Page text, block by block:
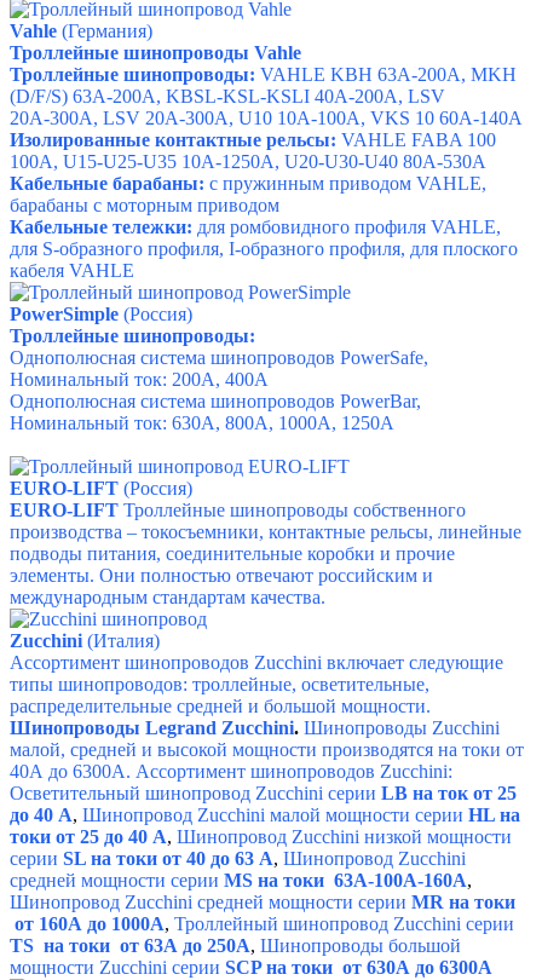
Vahle (Германия)
Троллейные шинопроводы Vahle
Троллейные шинопроводы: VAHLE KBH 63А-200А, MKH
(D/F/S) 63А-200А, KBSL-KSL-KSLI 40А-200А, LSV
20А-300А, LSV 20А-300А, U10 10А-100А, VKS 10 60А-140А
Изолированные контактные рельсы: VAHLE FABA 100
100А, U15-U25-U35 10А-1250А, U20-U30-U40 80А-530А
Кабельные барабаны: с пружинным приводом VAHLE,
барабаны с моторным приводом
Кабельные тележки: для ромбовидного профиля VAHLE,
для S-образного профиля, I-образного профиля, для плоского
кабеля VAHLE
PowerSimple (Россия)
Троллейные шинопроводы:
Однополюсная система шинопроводов PowerSafe,
Номинальный ток: 200А, 400А
Однополюсная система шинопроводов PowerBar,
Номинальный ток: 630А, 800А, 1000А, 1250А
EURO-LIFT (Россия)
EURO-LIFT Троллейные шинопроводы собственного
производства – токосъемники, контактные рельсы, линейные
подводы питания, соединительные коробки и прочие
элементы. Они полностью отвечают российским и
международным стандартам качества.
Zucchini(Италия)
Ассортимент шинопроводов Zucchini включает следующие
типы шинопроводов: троллейные, осветительные,
распределительные средней и большой мощности.
Шинопроводы Legrand Zucchini. Шинопроводы Zucchini
малой, средней и высокой мощности производятся на токи от
40А до 6300А. Ассортимент шинопроводов Zucchini:
Осветительный шинопровод Zucchini серии LB на ток от 25
до 40 А, Шинопровод Zucchini малой мощности серии HL на
токи от 25 до 40 А, Шинопровод Zucchini низкой мощности
серии SL на токи от 40 до 63 А, Шинопровод Zucchini
средней мощности серии MS на токи 63A-100A-160A,
Шинопровод Zucchini средней мощности серии MR на токи
от 160А до 1000А, Троллейный шинопровод Zucchini серии
TS на токи от 63А до 250А, Шинопроводы большой
мощности Zucchini серии SCP на токи от 630А до 6300А